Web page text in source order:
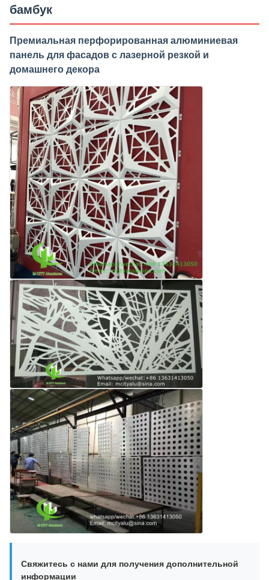
бамбук
Премиальная перфорированная алюминиевая
панель для фасадов с лазерной резкой и
домашнего декора
Свяжитесь с нами для получения дополнительной
информации